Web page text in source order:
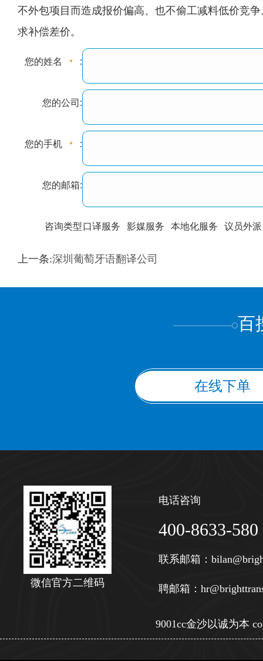
不外包项目而造成报价偏高、也不偷工减料低价竞
求补偿差价。
您的姓名 :
您的公司:
您的手机 :
您的邮箱:
咨询类型口译服务 影媒服务 本地化服务 议员外派
训翻译 标准级 专业级
上一条:深圳葡萄牙语翻译公司
百
在线下单
微信官方二维码
电话咨询
400-8633-580
联系邮箱：
聘邮箱：
9001cc金沙以诚为本